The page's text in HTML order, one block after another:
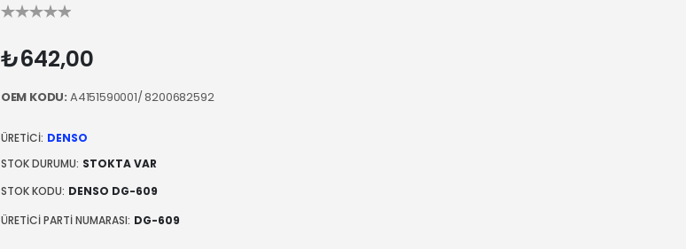
₺642,00
OEM KODU: A4151590001/ 8200682592
ÜRETICI: DENSO
STOK DURUMU: STOKTA VAR
STOK KODU: DENSO DG-609
ÜRETICI PARTI NUMARASI: DG-609